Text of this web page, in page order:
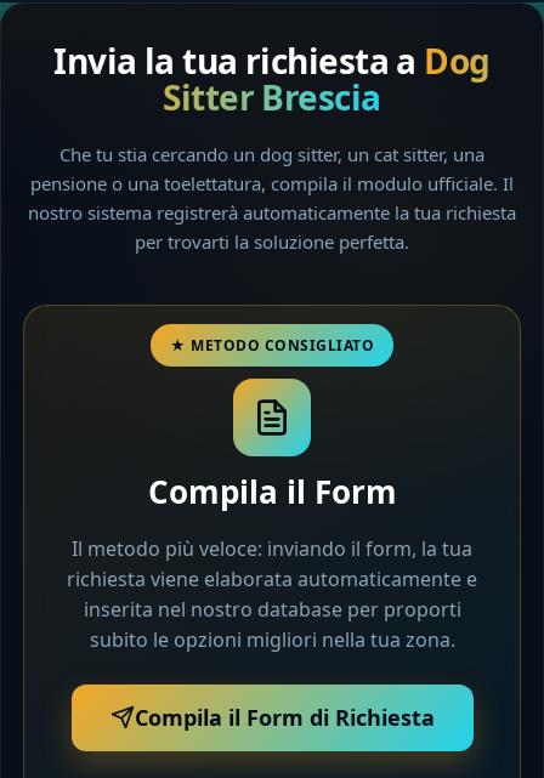
Invia la tua richiesta a Dog
Sitter Brescia
Che tu stia cercando un dog sitter, un cat sitter, una
pensione o una toelettatura, compila il modulo ufficiale. Il
nostro sistema registrerà automaticamente la tua richiesta
per trovarti la soluzione perfetta.
Compila il Form
Il metodo più veloce: inviando il form, la tua
richiesta viene elaborata automaticamente e
inserita nel nostro database per proporti
subito le opzioni migliori nella tua zona.
Compila il Form di Richiesta